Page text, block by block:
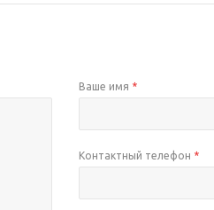
Ваше имя *
Контактный телефон *